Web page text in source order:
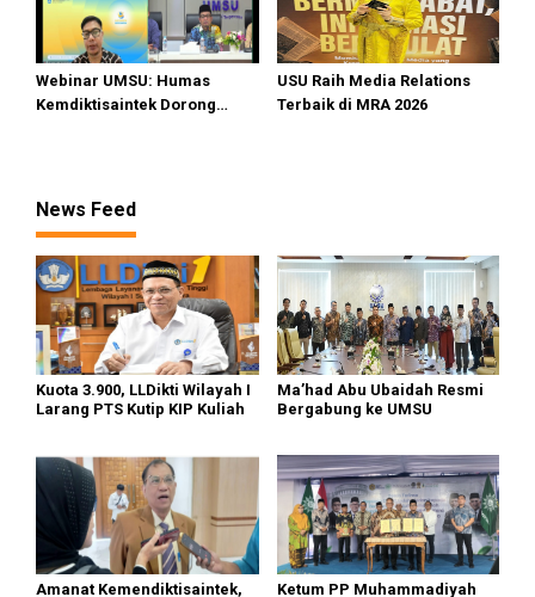
Webinar UMSU: Humas
Kemdiktisaintek Dorong
USU Raih Media Relations
Terbaik di MRA 2026
News Feed
Kuota 3.900, LLDikti Wilayah I
Larang PTS Kutip KIP Kuliah
Ma’had Abu Ubaidah Resmi
Bergabung ke UMSU
Amanat Kemendiktisaintek, Ketum PP Muhammadiyah